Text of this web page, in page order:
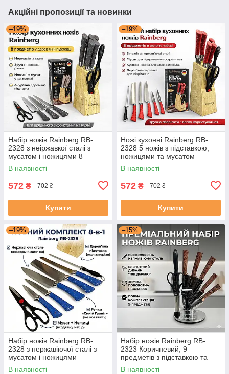
Акційні пропозиції та новинки
–19%
Набір ножів Rainberg RB-
2328 з неіржавкої сталі з
мусатом і ножицями 8
предметів
В наявності
572 ₴ 702 ₴
Купити
–19%
Ножі кухонні Rainberg RB-
2328 5 ножів з підставкою,
ножицями та мусатом
В наявності
572 ₴ 702 ₴
Купити
–19%
Набір ножів Rainberg RB-
2328 з нержавіючої сталі з
мусатом і ножицями
В наявності
–15%
Набір ножів Rainberg RB-
2323 Коричневий, 9
предметів з підставкою та
кухонними аксесуарами
В наявності